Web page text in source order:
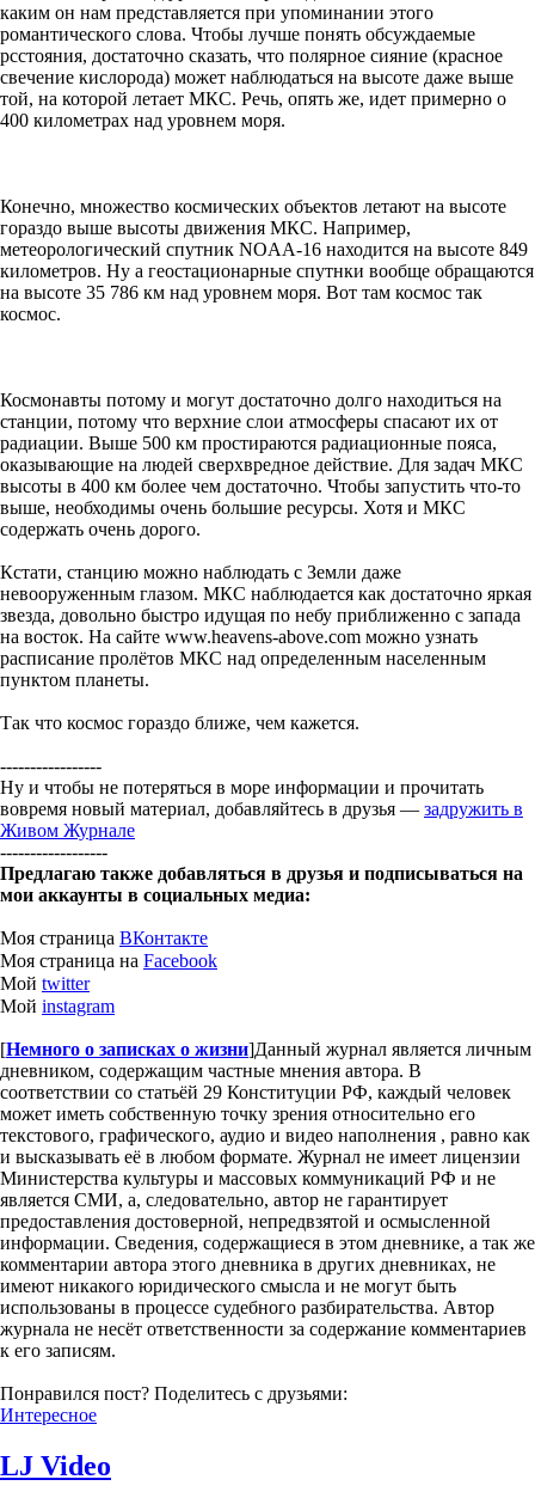
каким он нам представляется при упоминании этого
романтического слова. Чтобы лучше понять обсуждаемые
рсстояния, достаточно сказать, что полярное сияние (красное
свечение кислорода) может наблюдаться на высоте даже выше
той, на которой летает МКС. Речь, опять же, идет примерно о
400 километрах над уровнем моря.
Конечно, множество космических объектов летают на высоте
гораздо выше высоты движения МКС. Например,
метеорологический спутник NOAA-16 находится на высоте 849
километров. Ну а геостационарные спутнки вообще обращаются
на высоте 35 786 км над уровнем моря. Вот там космос так
космос.
Космонавты потому и могут достаточно долго находиться на
станции, потому что верхние слои атмосферы спасают их от
радиации. Выше 500 км простираются радиационные пояса,
оказывающие на людей сверхвредное действие. Для задач МКС
высоты в 400 км более чем достаточно. Чтобы запустить что-то
выше, необходимы очень большие ресурсы. Хотя и МКС
содержать очень дорого.
Кстати, станцию можно наблюдать с Земли даже
невооруженным глазом. МКС наблюдается как достаточно яркая
звезда, довольно быстро идущая по небу приближенно с запада
на восток. На сайте www.heavens-above.com можно узнать
расписание пролётов МКС над определенным населенным
пунктом планеты.
Так что космос гораздо ближе, чем кажется.
-----------------
Ну и чтобы не потеряться в море информации и прочитать
вовремя новый материал, добавляйтесь в друзья — задружить в
Живом Журнале
------------------
Предлагаю также добавляться в друзья и подписываться на
мои аккаунты в социальных медиа:
Моя страница ВКонтакте
Моя страница на Facebook
Мой twitter
Мой instagram
[Немного о записках о жизни]Данный журнал является личным
дневником, содержащим частные мнения автора. В
соответствии со статьёй 29 Конституции РФ, каждый человек
может иметь собственную точку зрения относительно его
текстового, графического, аудио и видео наполнения , равно как
и высказывать её в любом формате. Журнал не имеет лицензии
Министерства культуры и массовых коммуникаций РФ и не
является СМИ, а, следовательно, автор не гарантирует
предоставления достоверной, непредвзятой и осмысленной
информации. Сведения, содержащиеся в этом дневнике, а так же
комментарии автора этого дневника в других дневниках, не
имеют никакого юридического смысла и не могут быть
использованы в процессе судебного разбирательства. Автор
журнала не несёт ответственности за содержание комментариев
к его записям.
Понравился пост? Поделитесь с друзьями:
Интересное
LJ Video